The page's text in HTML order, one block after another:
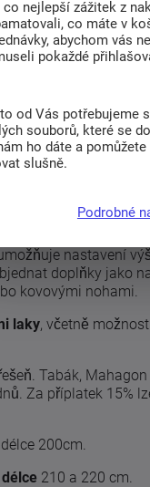
ZDARMA
Při nákupu nad 6 000
Kč
masivu o
nastavení
doplňky jako
kovovými nohami.
laky, včetně
Tabák,
Za příplatek 15%
200cm.
210 a 220 cm.
co nejlepší zážitek z
co máte v
abychom vás
pokaždé
od Vás potřebujeme
souborů, které se
ho dáte a
slušně.
Podrobné